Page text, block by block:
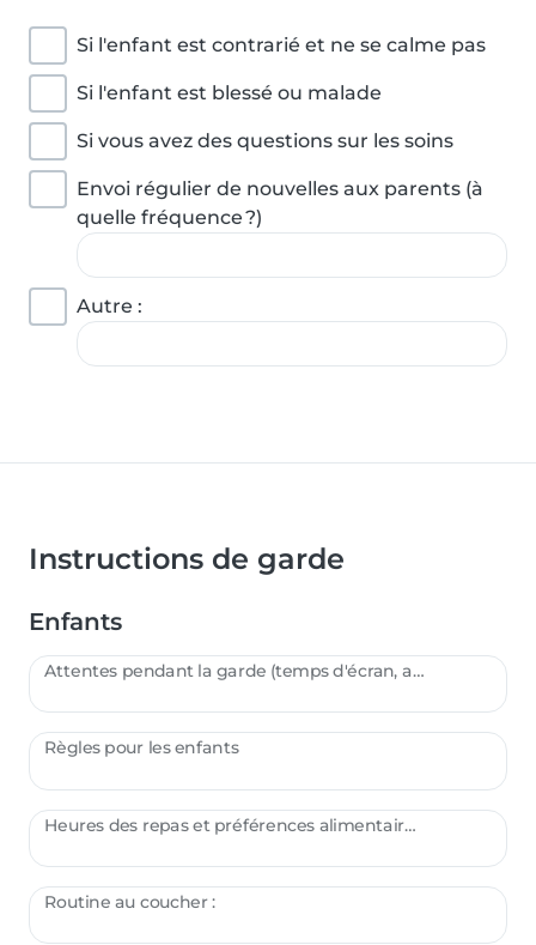
Si l'enfant est contrarié et ne se calme pas
Si l'enfant est blessé ou malade
Si vous avez des questions sur les soins
Envoi régulier de nouvelles aux parents (à
quelle fréquence ?)
Autre :
Instructions de garde
Enfants
Attentes pendant la garde (temps d'écran, activités, etc.) :
Règles pour les enfants
Heures des repas et préférences alimentaires :
Routine au coucher :